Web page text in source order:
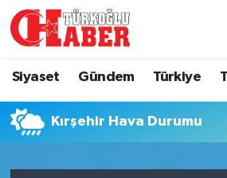
Siyaset Gündem Türkiye
Kırşehir Hava Durumu
Gündem
Türkiye
Hava Durumu
Namaz Vakitleri